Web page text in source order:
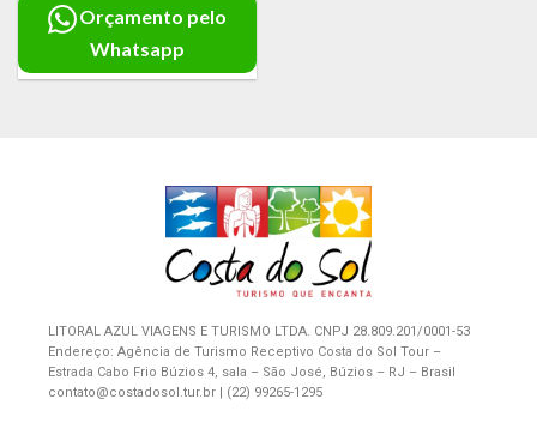
Orçamento pelo
Whatsapp
LITORAL AZUL VIAGENS E TURISMO LTDA. CNPJ 28.809.201/0001-53
Endereço: Agência de Turismo Receptivo Costa do Sol Tour –
Estrada Cabo Frio Búzios 4, sala – São José, Búzios – RJ – Brasil
contato@costadosol.tur.br | (22) 99265-1295